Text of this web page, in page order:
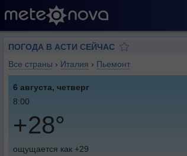
ПОГОДА В АСТИ СЕЙЧАС
Все страны › Италия › Пьемонт
6 августа, четверг
8:00
+28°
ощущается как +29